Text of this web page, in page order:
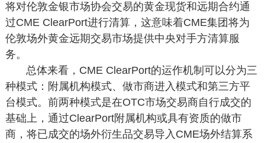
将对伦敦金银市场协会交易的黄金现货和远期合约通
过CME ClearPort进行清算，这意味着CME集团将为
伦敦场外黄金远期交易市场提供中央对手方清算服
务。
总体来看，CME ClearPort的运作机制可以分为三
种模式：附属机构模式、做市商进入模式和第三方平
台模式。前两种模式是在OTC市场交易商自行成交的
基础上，通过ClearPort附属机构或具有资质的做市
商，将已成交的场外衍生品交易导入CME场外结算系